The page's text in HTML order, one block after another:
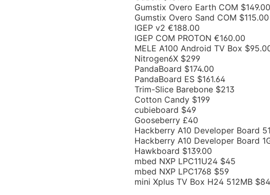
Gumstix Overo Earth COM $149.00
Gumstix Overo Sand COM $115.00
IGEP v2 €188.00
IGEP COM PROTON €160.00
MELE A100 Android TV Box
Nitrogen6X $299
PandaBoard $174.00
PandaBoard ES $161.64
Trim-Slice Barebone $213
Cotton Candy $199
cubieboard $49
Gooseberry £40
Hackberry A10 Developer Board
Hackberry A10 Developer Board
Hawkboard $139.00
mbed NXP LPC11U24 $45
mbed NXP LPC1768 $59
mini Xplus TV Box H24 512MB $84